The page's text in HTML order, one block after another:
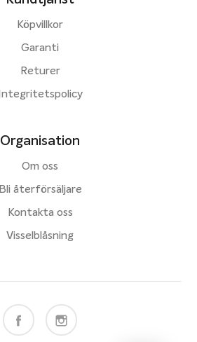
Köpvillkor
Garanti
Returer
Integritetspolicy
Organisation
Om oss
Bli återförsäljare
Kontakta oss
Visselblåsning